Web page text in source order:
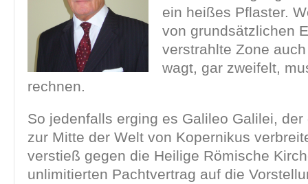
ein heißes Pflaster.
von grundsätzlichen
verstrahlte Zone
wagt, gar zweifelt,
rechnen.
So jedenfalls erging es Galileo Galilei, der
zur Mitte der Welt von Kopernikus
verstieß gegen die Heilige Römische
unlimitierten Pachtvertrag auf die